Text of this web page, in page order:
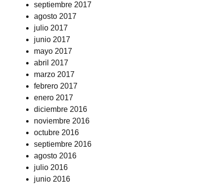
septiembre 2017
agosto 2017
julio 2017
junio 2017
mayo 2017
abril 2017
marzo 2017
febrero 2017
enero 2017
diciembre 2016
noviembre 2016
octubre 2016
septiembre 2016
agosto 2016
julio 2016
junio 2016